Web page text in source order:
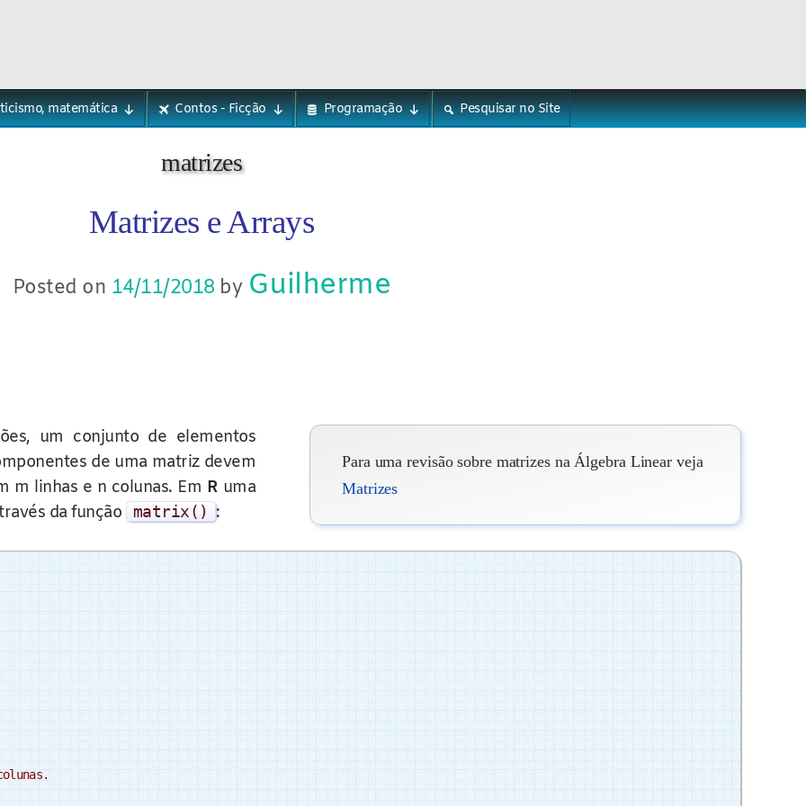
matemática Contos - Ficção Programação Pesquisar no Site
matrizes
Matrizes e Arrays
Posted on 14/11/2018 by Guilherme
Para uma revisão sobre matrizes na Álgebra Linear veja
Matrizes
um conjunto de elementos
de uma matriz devem
m linhas e n colunas. Em R uma
da função
matrix() :